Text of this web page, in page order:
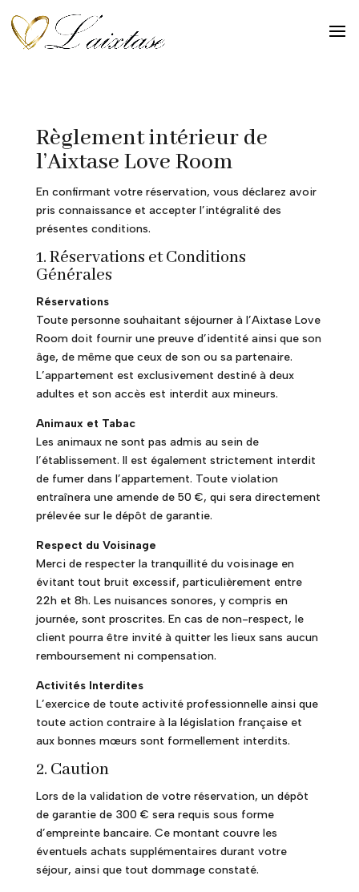
Règlement intérieur de
l’Aixtase Love Room
En confirmant votre réservation, vous déclarez avoir
pris connaissance et accepter l’intégralité des
présentes conditions.
1. Réservations et Conditions
Générales
Réservations
Toute personne souhaitant séjourner à l’Aixtase Love
Room doit fournir une preuve d’identité ainsi que son
âge, de même que ceux de son ou sa partenaire.
L’appartement est exclusivement destiné à deux
adultes et son accès est interdit aux mineurs.
Animaux et Tabac
Les animaux ne sont pas admis au sein de
l’établissement. Il est également strictement interdit
de fumer dans l’appartement. Toute violation
entraînera une amende de 50 €, qui sera directement
prélevée sur le dépôt de garantie.
Respect du Voisinage
Merci de respecter la tranquillité du voisinage en
évitant tout bruit excessif, particulièrement entre
22h et 8h. Les nuisances sonores, y compris en
journée, sont proscrites. En cas de non-respect, le
client pourra être invité à quitter les lieux sans aucun
remboursement ni compensation.
Activités Interdites
L’exercice de toute activité professionnelle ainsi que
toute action contraire à la législation française et
aux bonnes mœurs sont formellement interdits.
2. Caution
Lors de la validation de votre réservation, un dépôt
de garantie de 300 € sera requis sous forme
d’empreinte bancaire. Ce montant couvre les
éventuels achats supplémentaires durant votre
séjour, ainsi que tout dommage constaté.